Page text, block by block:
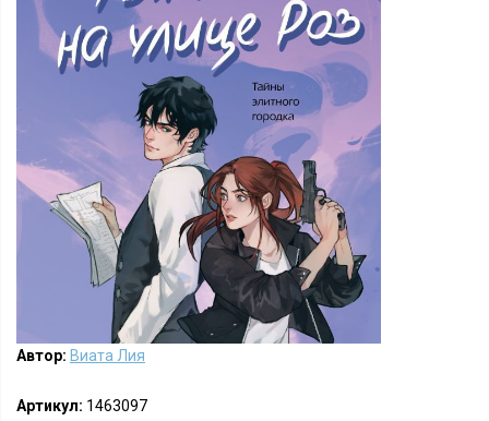
Автор: Виата Лия
Артикул: 1463097